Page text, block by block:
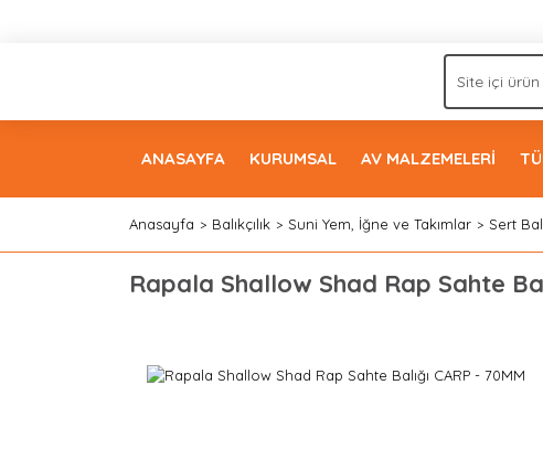
ANASAYFA KURUMSAL AV MALZEMELERİ
Anasayfa Balıkçılık Suni Yem, İğne ve Takımlar Sert
Rapala Shallow Shad Rap Sahte